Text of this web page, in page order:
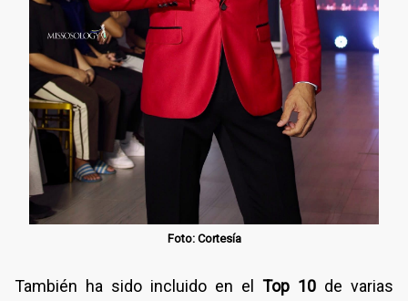
Foto: Cortesía
También ha sido incluido en el Top 10 de varias